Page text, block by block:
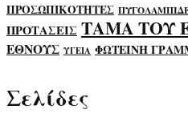
ΠΡΟΣΩΠΙΚΟΤΗΤΕΣ
ΠΡΟΤΑΣΕΙΣ ΤΑΜΑ ΤΟΥ
ΕΘΝΟΥΣ ΥΓΕΙΑ ΦΩΤΕΙΝΗ
Σελίδες